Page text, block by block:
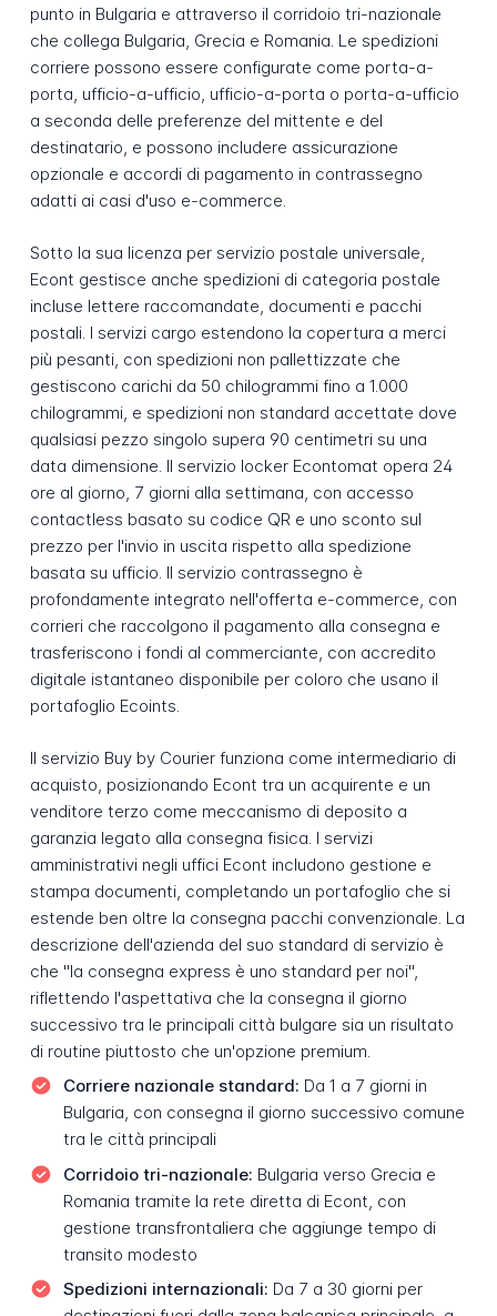
punto in Bulgaria e attraverso il corridoio tri-nazionale
che collega Bulgaria, Grecia e Romania. Le spedizioni
corriere possono essere configurate come porta-a-
porta, ufficio-a-ufficio, ufficio-a-porta o porta-a-ufficio
a seconda delle preferenze del mittente e del
destinatario, e possono includere assicurazione
opzionale e accordi di pagamento in contrassegno
adatti ai casi d'uso e-commerce.
Sotto la sua licenza per servizio postale universale,
Econt gestisce anche spedizioni di categoria postale
incluse lettere raccomandate, documenti e pacchi
postali. I servizi cargo estendono la copertura a merci
più pesanti, con spedizioni non pallettizzate che
gestiscono carichi da 50 chilogrammi fino a 1.000
chilogrammi, e spedizioni non standard accettate dove
qualsiasi pezzo singolo supera 90 centimetri su una
data dimensione. Il servizio locker Econtomat opera 24
ore al giorno, 7 giorni alla settimana, con accesso
contactless basato su codice QR e uno sconto sul
prezzo per l'invio in uscita rispetto alla spedizione
basata su ufficio. Il servizio contrassegno è
profondamente integrato nell'offerta e-commerce, con
corrieri che raccolgono il pagamento alla consegna e
trasferiscono i fondi al commerciante, con accredito
digitale istantaneo disponibile per coloro che usano il
portafoglio Ecoints.
Il servizio Buy by Courier funziona come intermediario di
acquisto, posizionando Econt tra un acquirente e un
venditore terzo come meccanismo di deposito a
garanzia legato alla consegna fisica. I servizi
amministrativi negli uffici Econt includono gestione e
stampa documenti, completando un portafoglio che si
estende ben oltre la consegna pacchi convenzionale. La
descrizione dell'azienda del suo standard di servizio è
che "la consegna express è uno standard per noi",
riflettendo l'aspettativa che la consegna il giorno
successivo tra le principali città bulgare sia un risultato
di routine piuttosto che un'opzione premium.
Corriere nazionale standard: Da 1 a 7 giorni in
Bulgaria, con consegna il giorno successivo comune
tra le città principali
Corridoio tri-nazionale: Bulgaria verso Grecia e
Romania tramite la rete diretta di Econt, con
gestione transfrontaliera che aggiunge tempo di
transito modesto
Spedizioni internazionali: Da 7 a 30 giorni per